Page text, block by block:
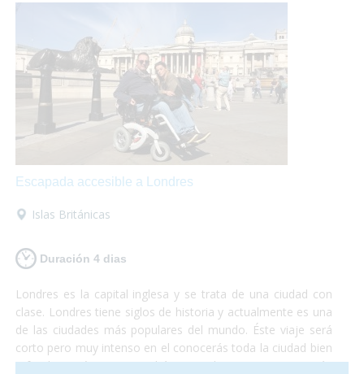
Escapada accesible a Londres
Islas Británicas
Duración 4 dias
Londres es la capital inglesa y se trata de una ciudad con
clase. Londres tiene siglos de historia y actualmente es una
de las ciudades más populares del mundo. Éste viaje será
corto pero muy intenso en el conocerás toda la ciudad bien
a fondo. En éste viaje podrás visitar los monumentos más